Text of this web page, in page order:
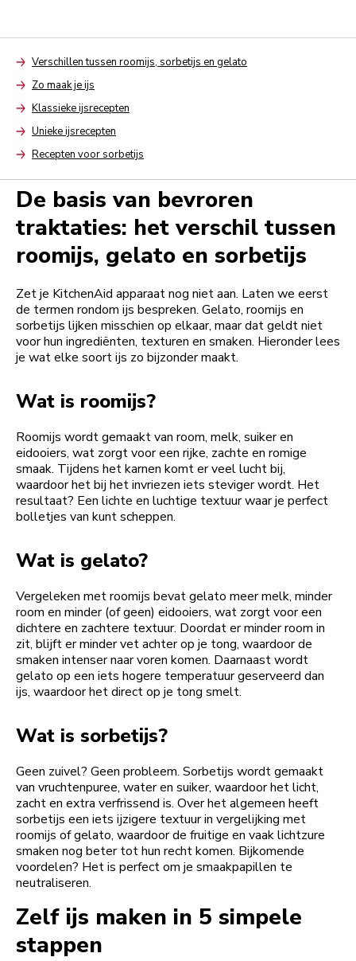
ArrowVerschillen tussen roomijs, sorbetijs en gelato
ArrowZo maak je ijs
ArrowKlassieke ijsrecepten
ArrowUnieke ijsrecepten
ArrowRecepten voor sorbetijs
De basis van bevroren
traktaties: het verschil tussen
roomijs, gelato en sorbetijs
Zet je KitchenAid apparaat nog niet aan. Laten we eerst
de termen rondom ijs bespreken. Gelato, roomijs en
sorbetijs lijken misschien op elkaar, maar dat geldt niet
voor hun ingrediënten, texturen en smaken. Hieronder lees
je wat elke soort ijs zo bijzonder maakt.
Wat is roomijs?
Roomijs wordt gemaakt van room, melk, suiker en
eidooiers, wat zorgt voor een rijke, zachte en romige
smaak. Tijdens het karnen komt er veel lucht bij,
waardoor het bij het invriezen iets steviger wordt. Het
resultaat? Een lichte en luchtige textuur waar je perfect
bolletjes van kunt scheppen.
Wat is gelato?
Vergeleken met roomijs bevat gelato meer melk, minder
room en minder (of geen) eidooiers, wat zorgt voor een
dichtere en zachtere textuur. Doordat er minder room in
zit, blijft er minder vet achter op je tong, waardoor de
smaken intenser naar voren komen. Daarnaast wordt
gelato op een iets hogere temperatuur geserveerd dan
ijs, waardoor het direct op je tong smelt.
Wat is sorbetijs?
Geen zuivel? Geen probleem. Sorbetijs wordt gemaakt
van vruchtenpuree, water en suiker, waardoor het licht,
zacht en extra verfrissend is. Over het algemeen heeft
sorbetijs een iets ijzigere textuur in vergelijking met
roomijs of gelato, waardoor de fruitige en vaak lichtzure
smaken nog beter tot hun recht komen. Bijkomende
voordelen? Het is perfect om je smaakpapillen te
neutraliseren.
Zelf ijs maken in 5 simpele
stappen